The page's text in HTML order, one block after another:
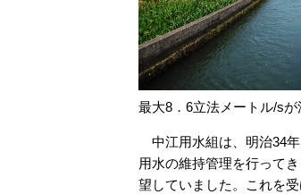
最大8．6立法メートル/s
中江用水組は、明治34年
用水の維持管理を行って
望していました。これを